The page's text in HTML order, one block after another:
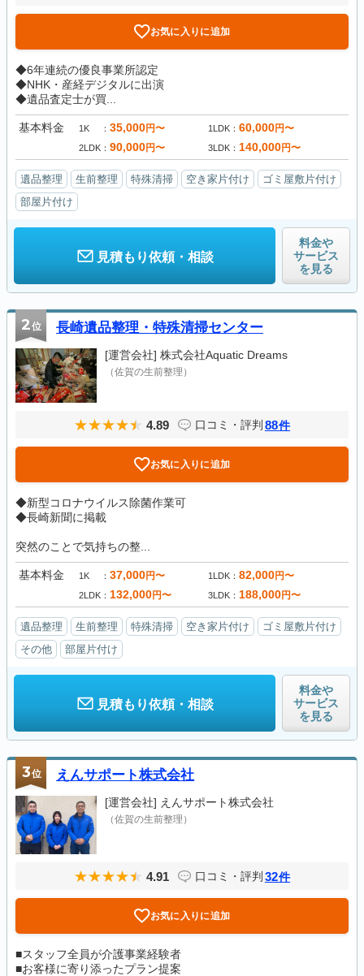
お気に入りに追加
◆6年連続の優良事業所認定
◆NHK・産経デジタルに出演
◆遺品査定士が買...
基本料金 1K 35,000円〜 1LDK 60,000円〜
2LDK 90,000円〜 3LDK 140,000円〜
遺品整理 生前整理 特殊清掃 空き家片付け
ゴミ屋敷片付け
部屋片付け
見積もり依頼・相談
料金や
サービス
を見る
2位 長崎遺品整理・特殊清掃センター
[運営会社] 株式会社Aquatic Dreams
（佐賀の生前整理）
4.89 口コミ・評判 88件
お気に入りに追加
◆新型コロナウイルス除菌作業可
◆長崎新聞に掲載
突然のことで気持ちの整...
基本料金 1K 37,000円〜 1LDK 82,000円〜
2LDK 132,000円〜 3LDK 188,000円〜
遺品整理 生前整理 特殊清掃 空き家片付け
ゴミ屋敷片付け
その他
部屋片付け
見積もり依頼・相談
料金や
サービス
を見る
3位 えんサポート株式会社
[運営会社] えんサポート株式会社
（佐賀の生前整理）
4.91 口コミ・評判 32件
お気に入りに追加
■スタッフ全員が介護事業経験者
■お客様に寄り添ったプラン提案